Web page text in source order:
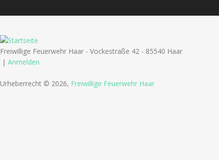
Freiwillige Feuerwehr Haar - Vockestraße 42 - 85540 Haar
| Anmelden
Urheberrecht © 2026, Freiwillige Feuerwehr Haar